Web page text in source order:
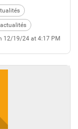
actualités
12/19/24 at 4:17 PM